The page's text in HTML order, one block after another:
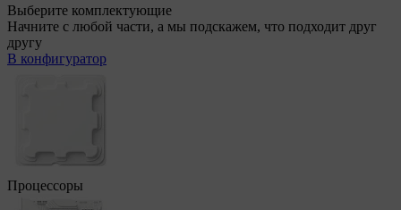
Выберите комплектующие
Начните с любой части, а мы подскажем, что подходит друг
другу
В конфигуратор
Процессоры